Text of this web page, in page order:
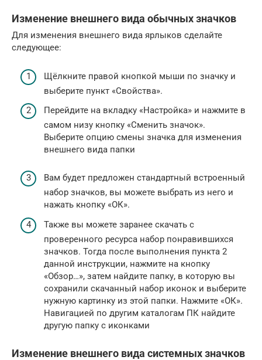
Изменение внешнего вида обычных значков
Для изменения внешнего вида ярлыков сделайте
следующее:
Щёлкните правой кнопкой мыши по значку и
выберите пункт «Свойства».
Перейдите на вкладку «Настройка» и нажмите в
самом низу кнопку «Сменить значок».
Выберите опцию смены значка для изменения
внешнего вида папки
Вам будет предложен стандартный встроенный
набор значков, вы можете выбрать из него и
нажать кнопку «ОК».
Также вы можете заранее скачать с
проверенного ресурса набор понравившихся
значков. Тогда после выполнения пункта 2
данной инструкции, нажмите на кнопку
«Обзор…», затем найдите папку, в которую вы
сохранили скачанный набор иконок и выберите
нужную картинку из этой папки. Нажмите «ОК».
Навигацией по другим каталогам ПК найдите
другую папку с иконками
Изменение внешнего вида системных значков